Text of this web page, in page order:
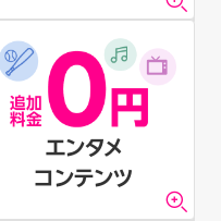
エンタメ
コンテンツ